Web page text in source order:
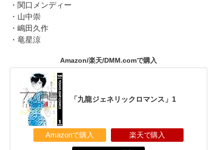
・関口メンディー
・山中崇
・嶋田久作
・⻯星涼
Amazon/楽天/DMM.comで購入
「九龍ジェネリックロマンス」1
Amazonで購入 楽天で購入